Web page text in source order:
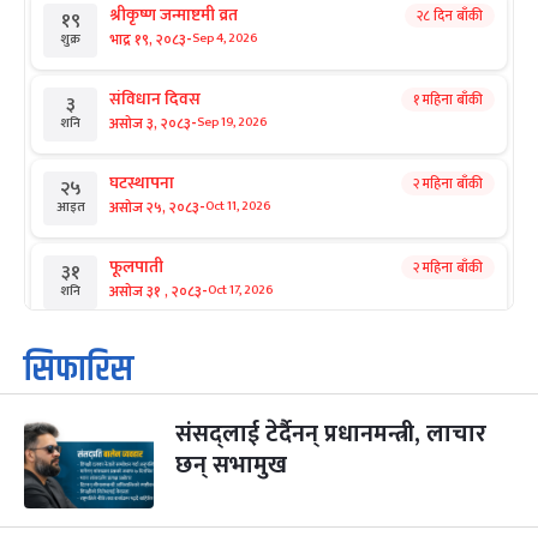
१९
शुक्र
श्रीकृष्ण जन्माष्टमी व्रत
भाद्र १९, २०८३-Sep 4, 2026
२८ दिन बाँकी
३
शनि
संविधान दिवस
असोज ३, २०८३-Sep 19, 2026
१ महिना बाँकी
२५
आइत
घटस्थापना
असोज २५, २०८३-Oct 11, 2026
२ महिना बाँकी
३१
शनि
फूलपाती
असोज ३१ , २०८३-Oct 17, 2026
२ महिना बाँकी
१
आइत
कार्तिक सङ्क्रान्ति
कार्तिक १, २०८३
३
मंगल
महानवमी
कार्तिक ३, २०८३-Oct 20, 2026
२ महिना बाँकी
४
सिफारिस
संसद्लाई टेर्दैनन् प्रधानमन्त्री, लाचार
छन् सभामुख